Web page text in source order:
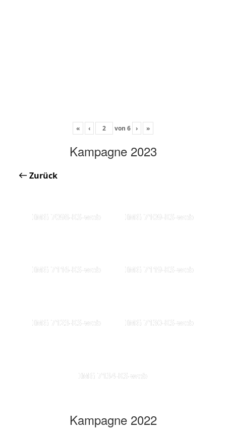
« ‹ von 6 › »
Kampagne 2023
Zurück
IMG 7098-KS-web IMG 7109-KS-web
IMG 7116-KS-web IMG 7119-KS-web
IMG 7123-KS-web IMG 7130-KS-web
IMG 7134-KS-web
Kampagne 2022